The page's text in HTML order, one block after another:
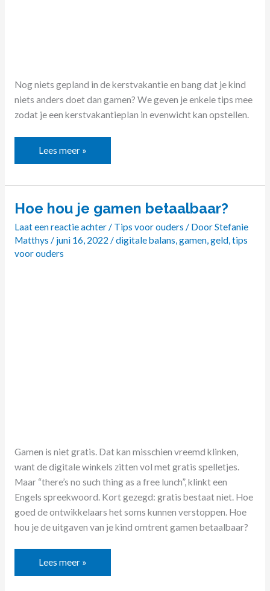
Nog niets gepland in de kerstvakantie en bang dat je kind
niets anders doet dan gamen? We geven je enkele tips mee
zodat je een kerstvakantieplan in evenwicht kan opstellen.
Lees meer »
Hoe hou je gamen betaalbaar?
Laat een reactie achter/ Tips voor ouders / DoorStefanie
Matthys / juni 16, 2022 /digitale balans,gamen,geld,tips
voor ouders
Gamen is niet gratis. Dat kan misschien vreemd klinken,
want de digitale winkels zitten vol met gratis spelletjes.
Maar “there’s no such thing as a free lunch”, klinkt een
Engels spreekwoord. Kort gezegd: gratis bestaat niet. Hoe
goed de ontwikkelaars het soms kunnen verstoppen. Hoe
hou je de uitgaven van je kind omtrent gamen betaalbaar?
Hoe
je
gamen
Lees meer »